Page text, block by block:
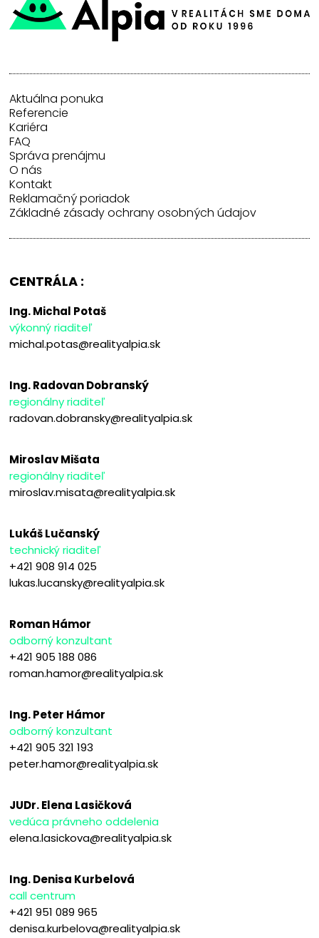
Aktuálna ponuka
Referencie
Kariéra
FAQ
Správa prenájmu
O nás
Kontakt
Reklamačný poriadok
Základné zásady ochrany osobných údajov
CENTRÁLA :
Ing. Michal Potaš
výkonný riaditeľ
michal.potas@realityalpia.sk
Ing. Radovan Dobranský
regionálny riaditeľ
radovan.dobransky@realityalpia.sk
Miroslav Mišata
regionálny riaditeľ
miroslav.misata@realityalpia.sk
Lukáš Lučanský
technický riaditeľ
+421 908 914 025
lukas.lucansky@realityalpia.sk
Roman Hámor
odborný konzultant
+421 905 188 086
roman.hamor@realityalpia.sk
Ing. Peter Hámor
odborný konzultant
+421 905 321 193
peter.hamor@realityalpia.sk
JUDr. Elena Lasičková
vedúca právneho oddelenia
elena.lasickova@realityalpia.sk
Ing. Denisa Kurbelová
call centrum
+421 951 089 965
denisa.kurbelova@realityalpia.sk